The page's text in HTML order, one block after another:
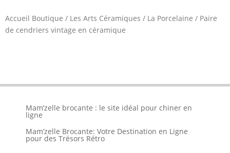
Accueil Boutique / Les Arts Céramiques / La Porcelaine / Paire
de cendriers vintage en céramique
Mam’zelle brocante : le site idéal pour chiner en
ligne
Mam’zelle Brocante: Votre Destination en Ligne
pour des Trésors Rétro